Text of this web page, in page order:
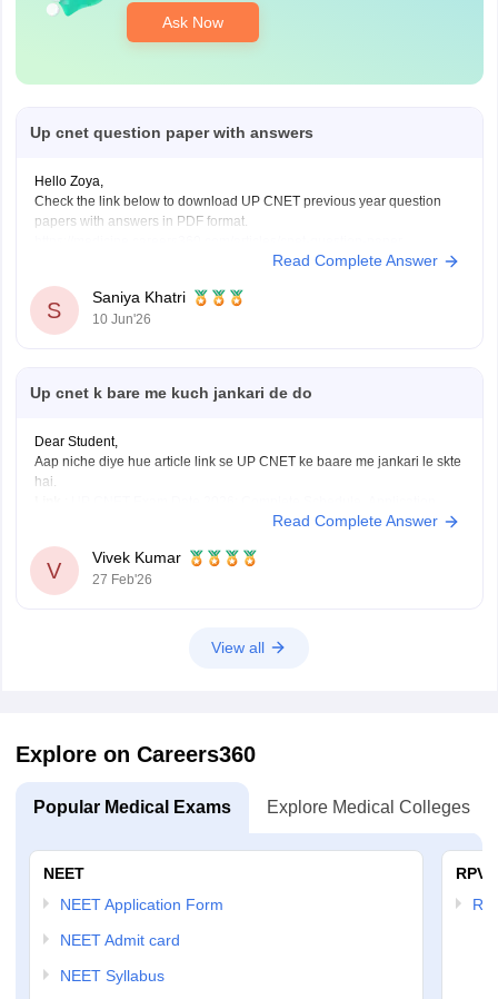
Ask Now
Up cnet question paper with answers
Hello Zoya,
Check the link below to download UP CNET previous year question
papers with answers in PDF format.
Read Complete Answer
S
Saniya Khatri
10 Jun'26
Up cnet k bare me kuch jankari de do
Dear Student,
Aap niche diye hue article link se UP CNET ke baare me jankari le skte
hai.
Read Complete Answer
V
Vivek Kumar
27 Feb'26
View all
Explore on Careers360
Popular Medical Exams Explore Medical Colleges
NEET
NEET Application Form
NEET Admit card
NEET Syllabus
RPVT